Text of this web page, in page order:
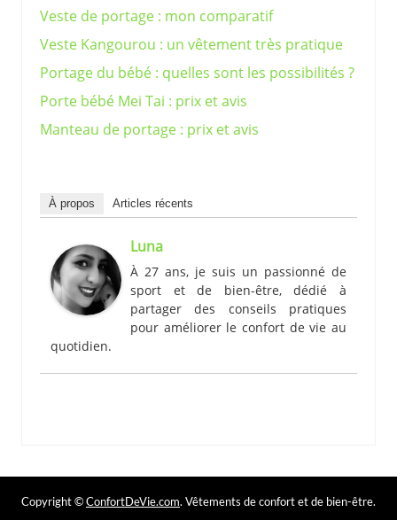
Veste de portage : mon comparatif
Veste Kangourou : un vêtement très pratique
Portage du bébé : quelles sont les possibilités ?
Porte bébé Mei Tai : prix et avis
Manteau de portage : prix et avis
À propos Articles récents
Luna
À 27 ans, je suis un passionné de
sport et de bien-être, dédié à
partager des conseils pratiques
pour améliorer le confort de vie au
quotidien.
Copyright ©ConfortDeVie.com. Vêtements de confort et de bien-être.